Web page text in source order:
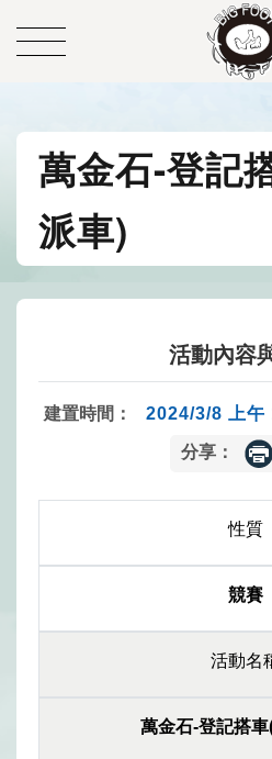
萬金石-登記
派車)
活動內容
建置時間： 2024/3/8 上午
分享：
性質
競賽
活動名
萬金石-登記搭